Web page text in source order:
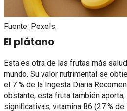
Fuente: Pexels.
El plátano
Esta es otra de las frutas más
mundo. Su valor nutrimental se
el 7 % de la Ingesta Diaria
obstante, esta fruta también
significativas, vitamina B6 (27 % de